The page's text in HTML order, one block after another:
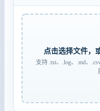
点击选择文件，
支持 .txt、.log、.md、